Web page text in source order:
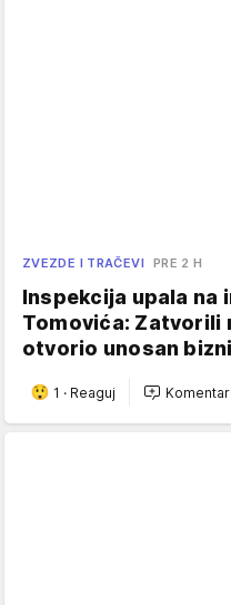
ZVEZDE I TRAČEVI PRE 2 H
Inspekcija upala na
Tomovića: Zatvorili
otvorio unosan
1 · Reaguj